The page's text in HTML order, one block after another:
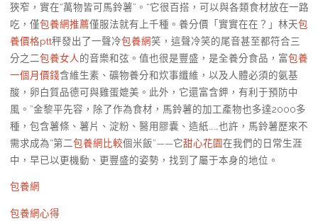
狹窄，實在“萬物皆可馬鈴薯”。“它很百搭，可以與各類食材放在一路
吃，僅包養網推薦僅服法就有上千種。養分價「實實在在？」林天包
養價格ptt秤發出了一聲冷包養網笑，這聲冷笑的尾音甚至都符合三
分之二包養女人 的音樂和弦。值也很是豐盛，是全養分食品，富包養
一個月價錢含維生素、礦物養分和炊事纖維，以及人體必須的氨基
酸，卵白質品德可與雞蛋媲美。此外，它還富含鉀，有利于預防中
風。”金黎平先容，除了作為食材，馬鈴薯的加工產物也多達2000多
種，包含薯條、薯片、淀粉、醫用膠囊、造紙……也許，馬鈴薯歷來不
需求成為“第二包養網比較個米飯”——它甜心花園在我們的日常生涯
中，早已以更機動、更豐盛的姿勢，找到了屬于本身的地位。
包養網
包養網心得